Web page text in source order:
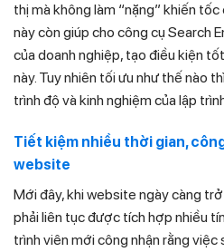
thị mà không làm “nặng” khiến
này còn giúp cho công cụ Search
của doanh nghiệp, tạo điều kiện
này. Tuy nhiên tối ưu như thế nào
trình độ và kinh nghiệm của lập
Tiết kiệm nhiều thời gian,
website
Mới đây, khi website ngày càng
phải liên tục được tích hợp nhiều
trình viên mới công nhận rằng